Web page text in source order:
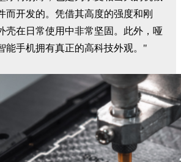
而开发的。凭借其高度的强度和刚
壳在日常使用中非常坚固。此外，哑
能手机拥有真正的高科技外观。"